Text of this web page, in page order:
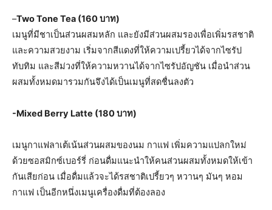
–Two Tone Tea (160 บาท)
เมนูที่มีชาเป็นส่วนผสมหลัก และยังมีส่วนผสมรองเพื่อเพิ่มรสชาติ
และความสวยงาม เริ่มจากสีแดงที่ให้ความเปรี้ยวได้จากไซรัป
ทับทิม และสีม่วงที่ให้ความหวานได้จากไซรัปอัญชัน เมื่อนำส่วน
ผสมทั้งหมดมารวมกันจึงได้เป็นเมนูที่สดชื่นลงตัว
-Mixed Berry Latte (180 บาท)
เมนูกาแฟลาเต้เน้นส่วนผสมของนม กาแฟ เพิ่มความแปลกใหม่
ด้วยซอสมิกซ์เบอร์รี่ ก่อนดื่มแนะนำให้คนส่วนผสมทั้งหมดให้เข้า
กันเสียก่อน เมื่อดื่มแล้วจะได้รสชาติเปรี้ยวๆ หวานๆ มันๆ หอม
กาแฟ เป็นอีกหนึ่งเมนูเครื่องดื่มที่ต้องลอง